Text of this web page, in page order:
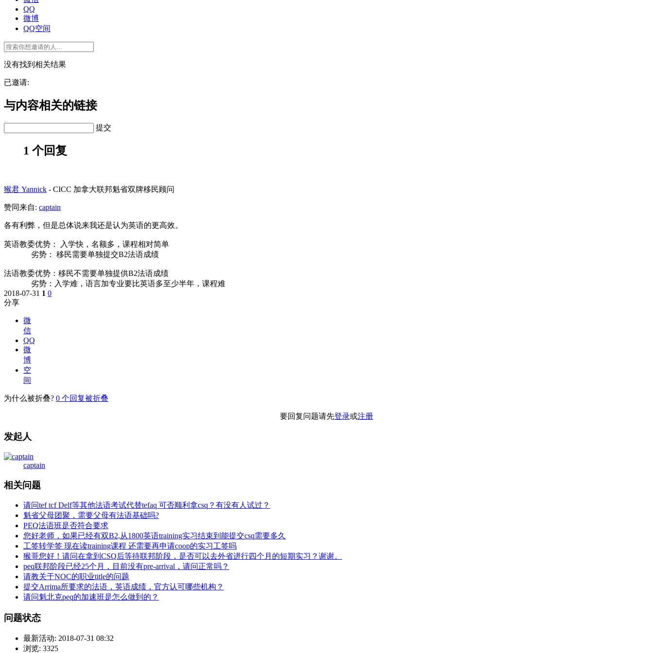
QQ
微博
QQ空间
没有找到相关结果
已邀请:
与内容相关的链接
提交
1 个回复
猴君 Yannick - CICC 加拿大联邦魁省双牌移民顾问
赞同来自: captain
各有利弊，但是总体说来我还是认为英语的更高效。
英语教委优势： 入学快，名额多，课程相对简单
劣势： 移民需要单独提交B2法语成绩
法语教委优势：移民不需要单独提供B2法语成绩
劣势：入学难，语言加专业要比英语多至少半年，课程难
2018-07-31 1 0
分享
微
信
QQ
微
博
空
间
为什么被折叠? 0 个回复被折叠
要回复问题请先登录或注册
发起人
captain
相关问题
请问tef tcf Delf等其他法语考试代替tefaq 可否顺利拿csq？有没有人试过？
魁省父母团聚，需要父母有法语基础吗?
PEQ法语班是否符合要求
您好老师，如果已经有双B2,从1800英语training实习结束到能提交csq需要多久
工签转学签 现在读training课程 还需要再申请coop的实习工签吗
猴哥您好！请问在拿到CSQ后等待联邦阶段，是否可以去外省进行四个月的短期实习？谢谢。
peq联邦阶段已经25个月，目前没有pre-arrival，请问正常吗？
请教关于NOC的职业title的问题
提交Arrima所要求的法语，英语成绩，官方认可哪些机构？
请问魁北克peq的加速班是怎么做到的？
问题状态
最新活动: 2018-07-31 08:32
浏览: 3325